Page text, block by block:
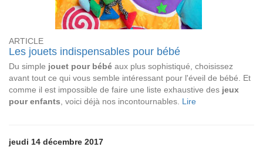
ARTICLE
Les jouets indispensables pour bébé
Du simple jouet pour bébé aux plus sophistiqué, choisissez
avant tout ce qui vous semble intéressant pour l'éveil de bébé. Et
comme il est impossible de faire une liste exhaustive des jeux
pour enfants , voici déjà nos incontournables. Lire
jeudi 14 décembre 2017